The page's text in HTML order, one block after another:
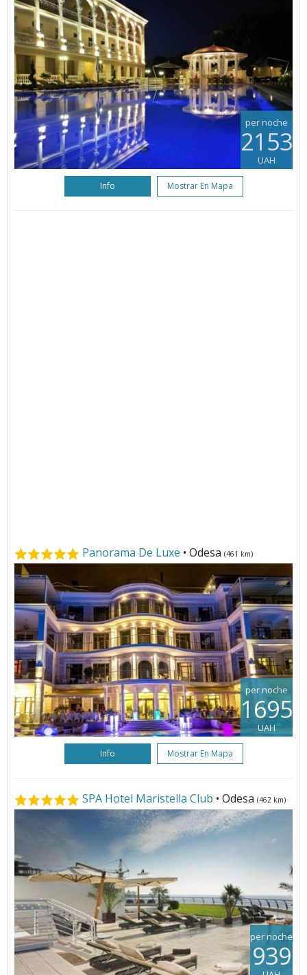
per noche
2153
UAH
Info Mostrar En Mapa
Panorama De Luxe • Odesa (461 km)
per noche
1695
UAH
Info Mostrar En Mapa
SPA Hotel Maristella Club • Odesa (462 km)
per noche
939